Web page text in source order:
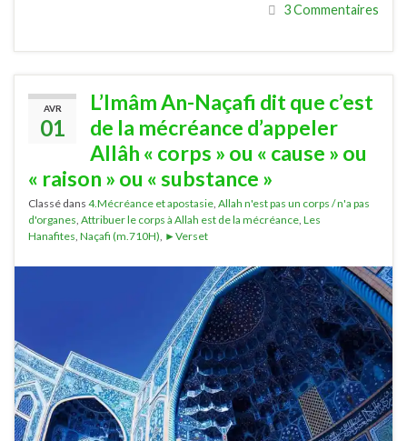
3 Commentaires
AVR
01
L’Imâm An-Naçafi dit que c’est
de la mécréance d’appeler
Allâh « corps » ou « cause » ou
« raison » ou « substance »
Classé dans 4.Mécréance et apostasie Allah n'est pas un corps / n'a pas
d'organes Attribuer le corps à Allah est de la mécréance Les
Hanafites Naçafi (m.710H) ►Verset